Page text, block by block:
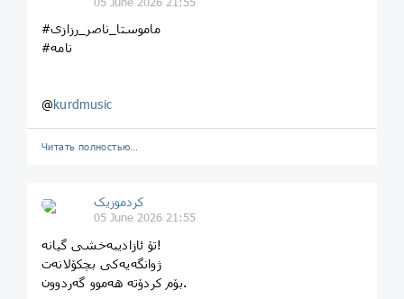
#ماموستا_ناصر_رزازی
#نامه
@kurdmusic
Читать полностью…
کردموزیک
05 June 2026 21:55
تۆ ئازادیبەخشی گیانە!
ژوانگەیەکی بچکۆلانەت
بۆم کردۆتە هەموو گەردوون.